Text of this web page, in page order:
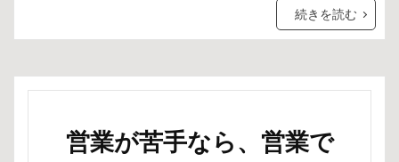
続きを読む
営業が苦手なら、営業で